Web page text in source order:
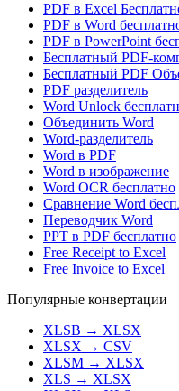
PDF в Excel
PDF в Word
PDF в PowerPoint
Бесплатный PDF-
Бесплатный PDF
PDF разделитель
Word Unlock
Объединить Word
Word-разделитель
Word в PDF
Word в изображение
Word OCR бесплатно
Сравнение Word
Переводчик Word
PPT в PDF бесплатно
Free Receipt to Excel
Free Invoice to Excel
Популярные конвертации
XLSB → XLSX
XLSX → CSV
XLSM → XLSX
XLS → XLSX